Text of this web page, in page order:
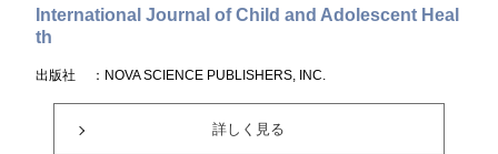
International Journal of Child and Adolescent Heal
th
出版社 ：NOVA SCIENCE PUBLISHERS, INC.
詳しく見る